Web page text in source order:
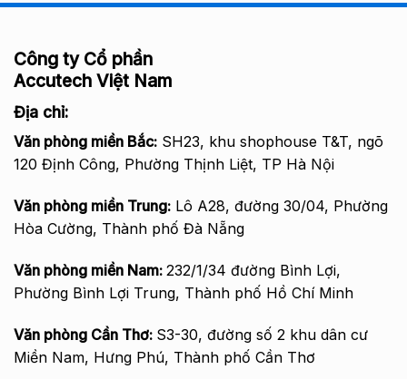
Công ty Cổ phần
Accutech Việt Nam
Địa chỉ:
Văn phòng miền Bắc: SH23, khu shophouse T&T, ngõ
120 Định Công, Phường Thịnh Liệt, TP Hà Nội
Văn phòng miền Trung: Lô A28, đường 30/04, Phường
Hòa Cường, Thành phố Đà Nẵng
Văn phòng miền Nam: 232/1/34 đường Bình Lợi,
Phường Bình Lợi Trung, Thành phố Hồ Chí Minh
Văn phòng Cần Thơ: S3-30, đường số 2 khu dân cư
Miền Nam, Hưng Phú, Thành phố Cần Thơ